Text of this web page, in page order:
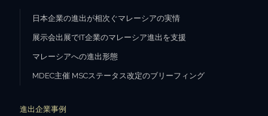
日本企業の進出が相次ぐマレーシアの実情
展示会出展でIT企業のマレーシア進出を支援
マレーシアへの進出形態
MDEC主催 MSCステータス改定のブリーフィング
進出企業事例